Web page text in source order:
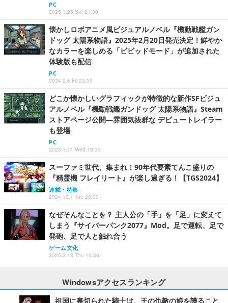
PC
2025.1.25 Sat 21:30
懐かしロボアニメ風ビジュアルノベル『機動戦艦ガン
ドッグ 太陽系物語』2025年2月20日発売決定！鮮やか
なカラーを楽しめる「ビビッドモード」が追加された
体験版も配信
PC
2024.9.6 Fri 23:30
どこか懐かしいグラフィックが特徴的な新作SFビジュ
アルノベル『機動戦艦ガンドッグ 太陽系物語』Steam
ストアページ公開―雰囲気抜群な デビュートレイラー
も登場
PC
2023.1.11 Wed 19:30
スーファミ世代、集まれ！90年代要素てんこ盛りの
『精霊機 フレイリート』が楽し過ぎる！【TGS2024】
連載・特集
2024.10.1 Tue 20:30
なぜそんなことを？ 主人公の「手」を「足」に変えて
しまう『サイバーパンク2077』Mod。足で運転、足で
発砲、足で人と触れ合う
ゲーム文化
2025.2.13 Thu 16:36
Windowsアクセスランキング
祖国に裏切られた騎士は、王の仇敵の娘を護ること